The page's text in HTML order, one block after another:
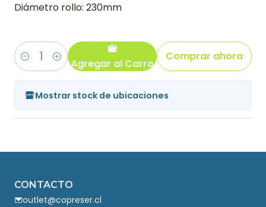
Diámetro rollo: 230mm
Cantidad Agregar al Carro
Comprar ahora
Mostrar stock de ubicaciones
CONTACTO
outlet@copreser.cl